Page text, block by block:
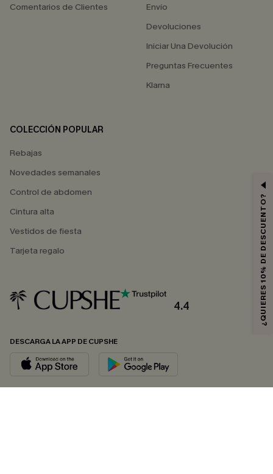
Comentarios de Clientes
Envío
Devoluciones
Iniciar Una Devolución
Preguntas Frecuentes
Klarna
COLECCIÓN POPULAR
Rebajas
Novedades semanales
Control de abdomen
Cintura alta
Vestidos de fiesta
Tarjeta regalo
4.4
DESCARGA LA APP DE CUPSHE
¿QUIERES 10% DE DESCUENTO?